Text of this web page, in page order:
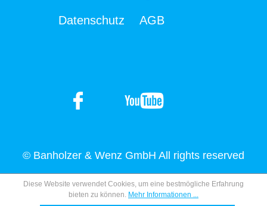
Datenschutz AGB
© Banholzer & Wenz GmbH All rights reserved
Diese Website verwendet Cookies, um eine bestmögliche Erfahrung
bieten zu können. Mehr Informationen ...